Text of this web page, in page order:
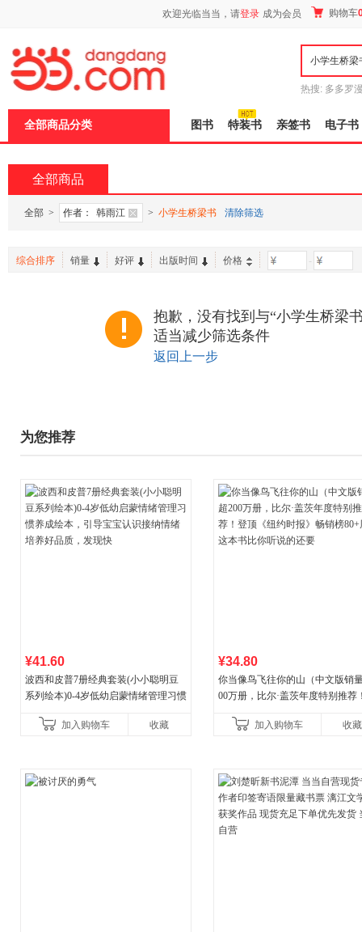
欢迎光临当当，请登录 成为会员 购物车
热搜: 多多罗
全部商品分类 图书 特装书 亲签书 电子书
全部商品
全部 > 作者： 韩雨江 > 小学生桥梁书 清除筛选
综合排序 销量 好评 出版时间 价格 -
抱歉，没有找到与“小学生桥梁
适当减少筛选条件
返回上一步
为您推荐
¥41.60
波西和皮普7册经典套装(小小聪明豆
系列绘本)0-4岁低幼启蒙情绪管理习惯
养好品质，发现快
加入购物车 收藏
¥34.80
你当像鸟飞往你的山（中文版销
00万册，比尔·盖茨年度特别推荐
比你听说的还要
加入购物车 收藏
页
加